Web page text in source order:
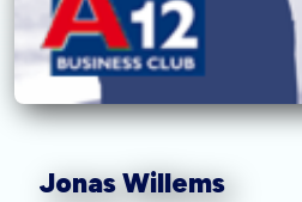
Jonas Willems